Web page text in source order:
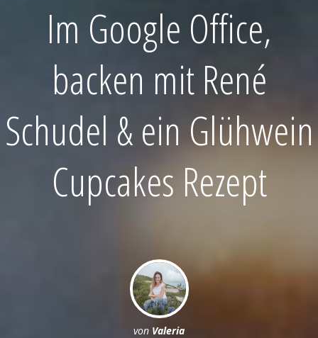
Im Google Office,
backen mit René
Schudel & ein Glühwein
Cupcakes Rezept
von Valeria